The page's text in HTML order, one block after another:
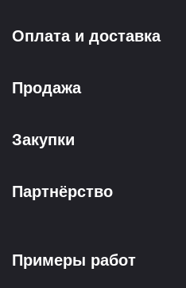
Оплата и доставка
Продажа
Закупки
Партнёрство
Примеры работ